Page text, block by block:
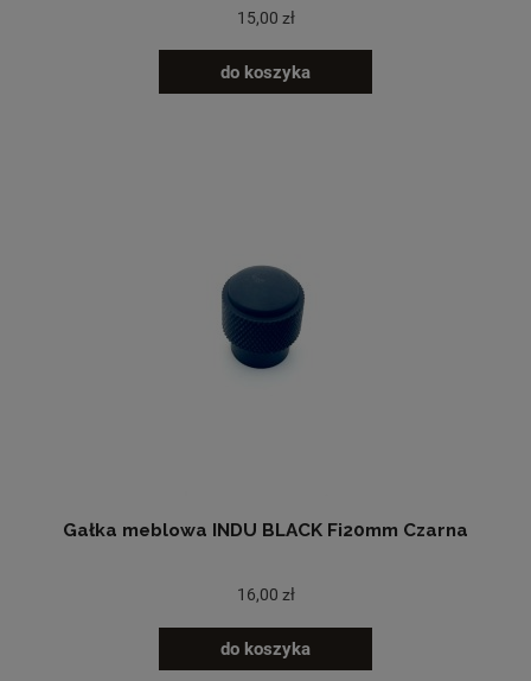
15,00 zł
do koszyka
Gałka meblowa INDU BLACK Fi20mm Czarna
16,00 zł
do koszyka